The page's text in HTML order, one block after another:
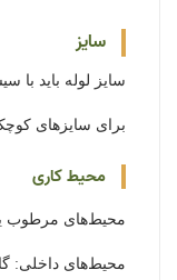
سایز
سایز لوله باید با سیستم (مثلاً 1 یا 4
برای سایزهای
محیط کاری
محیط‌های مرطوب
محیط‌های داخلی: